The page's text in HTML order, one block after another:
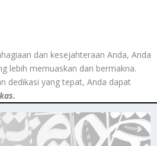
dan kesejahteraan Anda, Anda
lebih memuaskan dan bermakna.
dedikasi yang tepat, Anda dapat